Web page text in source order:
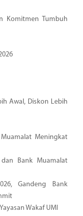
Komitmen Tumbuh
Awal, Diskon Lebih
Meningkat
Bank Muamalat
Gandeng Bank
Wakaf UMI